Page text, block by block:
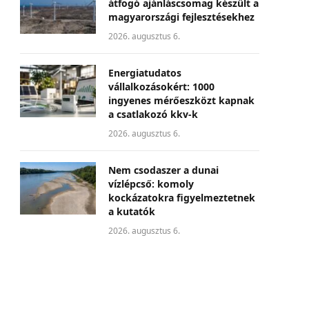
átfogó ajánláscsomag készült a
magyarországi fejlesztésekhez
2026. augusztus 6.
Energiatudatos
vállalkozásokért: 1000
ingyenes mérőeszközt kapnak
a csatlakozó kkv-k
2026. augusztus 6.
Nem csodaszer a dunai
vízlépcső: komoly
kockázatokra figyelmeztetnek
a kutatók
2026. augusztus 6.